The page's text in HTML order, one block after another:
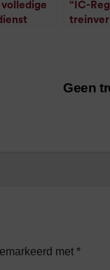
“IC-
Geen
met *